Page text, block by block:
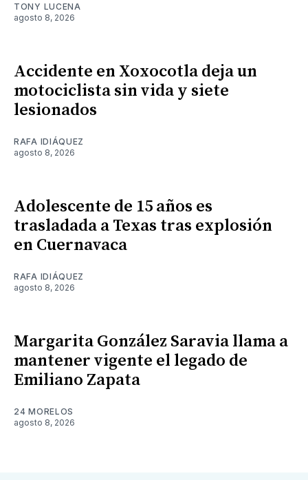
TONY LUCENA
agosto 8, 2026
Accidente en Xoxocotla deja un
motociclista sin vida y siete
lesionados
RAFA IDIÁQUEZ
agosto 8, 2026
Adolescente de 15 años es
trasladada a Texas tras explosión
en Cuernavaca
RAFA IDIÁQUEZ
agosto 8, 2026
Margarita González Saravia llama a
mantener vigente el legado de
Emiliano Zapata
24 MORELOS
agosto 8, 2026